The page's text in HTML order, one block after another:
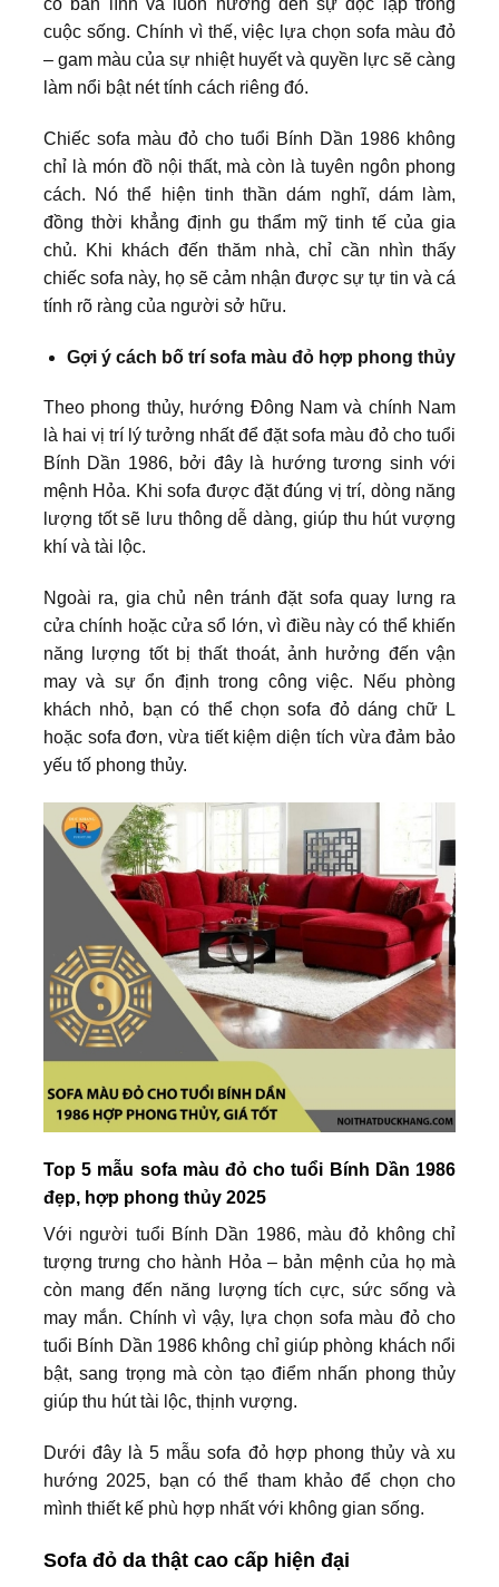
có bản lĩnh và luôn hướng đến sự độc lập trong
cuộc sống. Chính vì thế, việc lựa chọn sofa màu đỏ
– gam màu của sự nhiệt huyết và quyền lực sẽ càng
làm nổi bật nét tính cách riêng đó.
Chiếc sofa màu đỏ cho tuổi Bính Dần 1986 không
chỉ là món đồ nội thất, mà còn là tuyên ngôn phong
cách. Nó thể hiện tinh thần dám nghĩ, dám làm,
đồng thời khẳng định gu thẩm mỹ tinh tế của gia
chủ. Khi khách đến thăm nhà, chỉ cần nhìn thấy
chiếc sofa này, họ sẽ cảm nhận được sự tự tin và cá
tính rõ ràng của người sở hữu.
Gợi ý cách bố trí sofa màu đỏ hợp phong thủy
Theo phong thủy, hướng Đông Nam và chính Nam
là hai vị trí lý tưởng nhất để đặt sofa màu đỏ cho tuổi
Bính Dần 1986, bởi đây là hướng tương sinh với
mệnh Hỏa. Khi sofa được đặt đúng vị trí, dòng năng
lượng tốt sẽ lưu thông dễ dàng, giúp thu hút vượng
khí và tài lộc.
Ngoài ra, gia chủ nên tránh đặt sofa quay lưng ra
cửa chính hoặc cửa sổ lớn, vì điều này có thể khiến
năng lượng tốt bị thất thoát, ảnh hưởng đến vận
may và sự ổn định trong công việc. Nếu phòng
khách nhỏ, bạn có thể chọn sofa đỏ dáng chữ L
hoặc sofa đơn, vừa tiết kiệm diện tích vừa đảm bảo
yếu tố phong thủy.
Top 5 mẫu sofa màu đỏ cho tuổi Bính Dần 1986
đẹp, hợp phong thủy 2025
Với người tuổi Bính Dần 1986, màu đỏ không chỉ
tượng trưng cho hành Hỏa – bản mệnh của họ mà
còn mang đến năng lượng tích cực, sức sống và
may mắn. Chính vì vậy, lựa chọn sofa màu đỏ cho
tuổi Bính Dần 1986 không chỉ giúp phòng khách nổi
bật, sang trọng mà còn tạo điểm nhấn phong thủy
giúp thu hút tài lộc, thịnh vượng.
Dưới đây là 5 mẫu sofa đỏ hợp phong thủy và xu
hướng 2025, bạn có thể tham khảo để chọn cho
mình thiết kế phù hợp nhất với không gian sống.
Sofa đỏ da thật cao cấp hiện đại